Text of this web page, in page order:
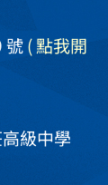
號( 點我開
級中學